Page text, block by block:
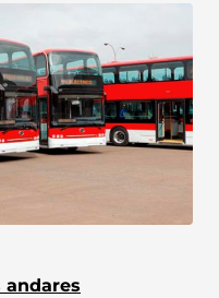
andares